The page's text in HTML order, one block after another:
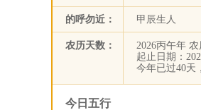
的呼勿近： 甲辰生人
农历天数：
2026丙午年
起止日期：
今年已过40天
今日五行